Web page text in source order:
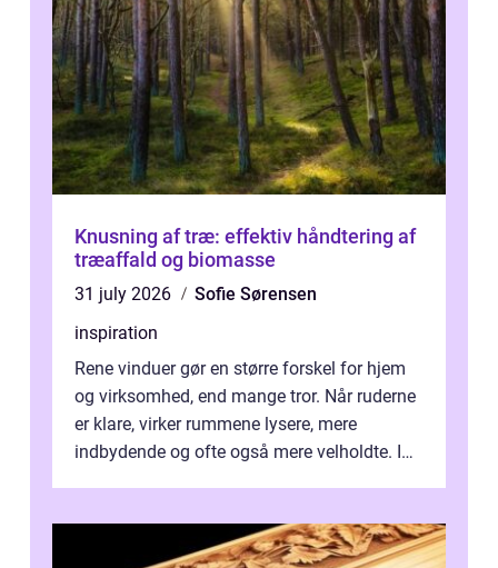
Knusning af træ: effektiv håndtering af
træaffald og biomasse
31 july 2026
Sofie Sørensen
inspiration
Rene vinduer gør en større forskel for hjem
og virksomhed, end mange tror. Når ruderne
er klare, virker rummene lysere, mere
indbydende og ofte også mere velholdte. I